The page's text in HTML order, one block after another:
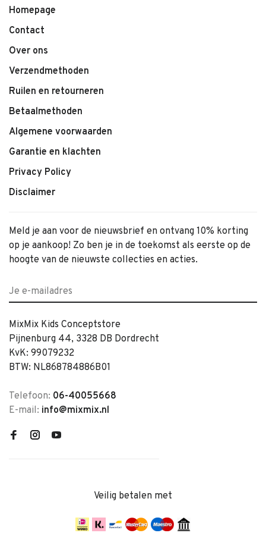
– Productnaam: Junior Bedding GOTS
– Print: Mon Grand Citron
– Materiaal: 100% biologisch katoen
– Certificering: GOTS, biologisch, gecertificeerd
– Afmetingen dekbedovertrek: 100 x 140 cm
– Afmetingen kussensloop: 40 x 45 cm
– Type: Beddengoed
Homepage
Contact
Over ons
Verzendmethoden
Ruilen en retourneren
Betaalmethoden
Algemene voorwaarden
Garantie en klachten
Privacy Policy
Disclaimer
Meld je aan voor de nieuwsbrief en ontvang 10% korting
op je aankoop! Zo ben je in de toekomst als eerste op de
hoogte van de nieuwste collecties en acties.
MixMix Kids Conceptstore
Pijnenburg 44, 3328 DB Dordrecht
KvK: 99079232
BTW: NL868784886B01
Telefoon: 06-40055668
E-mail: info@mixmix.nl
Veilig betalen met